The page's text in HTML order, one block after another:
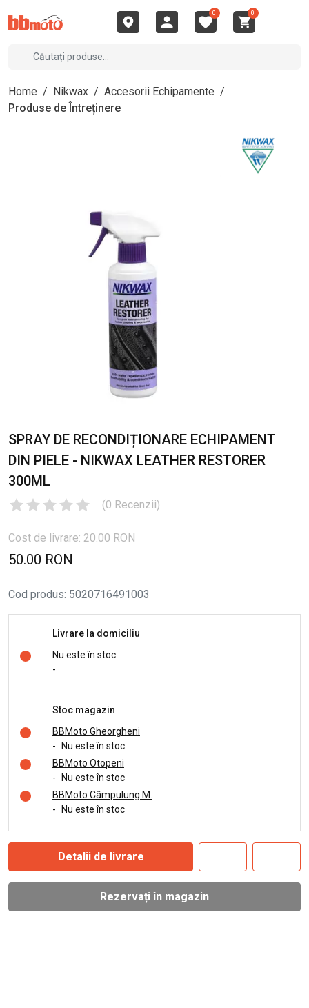
0 0
Home / Nikwax / Accesorii Echipamente /
Produse de Întreținere
SPRAY DE RECONDIȚIONARE ECHIPAMENT
DIN PIELE - NIKWAX LEATHER RESTORER
300ML
(0 Recenzii)
Cost de livrare: 20.00 RON
50.00 RON
Cod produs: 5020716491003
Livrare la domiciliu
Nu este în stoc
-
Stoc magazin
BBMoto Gheorgheni
- Nu este în stoc
BBMoto Otopeni
- Nu este în stoc
BBMoto Câmpulung M.
- Nu este în stoc
Detalii de livrare
Rezervați în magazin